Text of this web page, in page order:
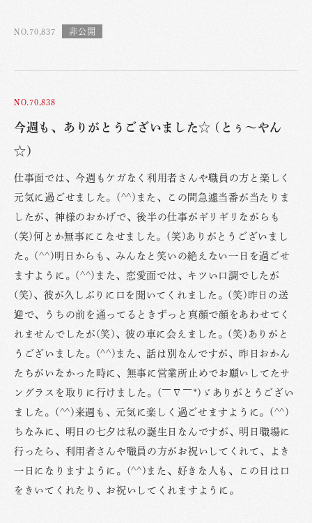
NO.70,837
NO.70,838
今週も、ありがとうございました☆ (とぅ〜やん
☆)
仕事面では、今週もケガなく利用者さんや職員の方と楽しく
元気に過ごせました。(^^)また、この間急遽当番が当たりま
したが、神様のおかげで、後半の仕事がギリギリながらも
(笑)何とか無事にこなせました。(笑)ありがとうございまし
た。(^^)明日からも、みんなと笑いの絶えない一日を過ごせ
ますように。(^^)また、恋愛面では、キツい口調でしたが
(笑)、彼が久しぶりに口を聞いてくれました。(笑)昨日の送
迎で、うちの前を通ってるときずっと真顔で顔をあわせてく
れませんでしたが(笑)、彼の車に会えました。(笑)ありがと
うございました。(^^)また、話は別なんですが、昨日おかん
たちがいなかった時に、無事に営業所止めでお願いしてたサ
ングラスを取りに行けました。(￣∇￣*)ゞありがとうござい
ました。(^^)来週も、元気に楽しく過ごせますように。(^^)
ちなみに、明日の七夕は私の誕生日なんですが、明日職場に
行ったら、利用者さんや職員の方がお祝いしてくれて、よき
一日になりますように。(^^)また、好きな人も、この日は口
をきいてくれたり、お祝いしてくれますように。